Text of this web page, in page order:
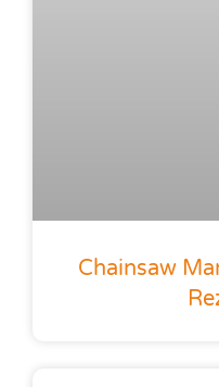
Chainsaw